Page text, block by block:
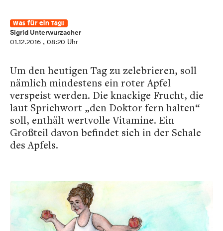
Was für ein Tag!
Sigrid Unterwurzacher
01.12.2016 , 08:20 Uhr
Um den heutigen Tag zu zelebrieren, soll
nämlich mindestens ein roter Apfel
verspeist werden. Die knackige Frucht, die
laut Sprichwort „den Doktor fern halten“
soll, enthält wertvolle Vitamine. Ein
Großteil davon befindet sich in der Schale
des Apfels.